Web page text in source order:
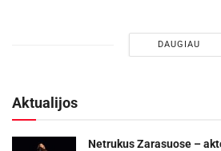
DAUGIAU
Aktualijos
Netrukus Zarasuose –